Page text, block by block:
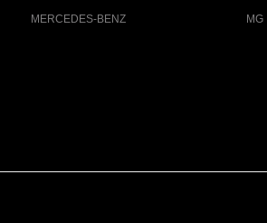
MERCEDES-BENZ MG